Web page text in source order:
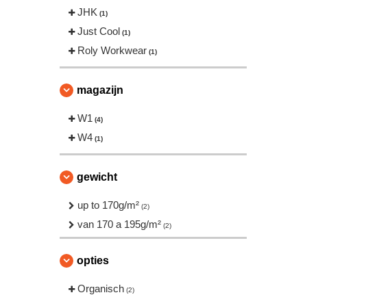
JHK (1)
Just Cool (1)
Roly Workwear (1)
magazijn
W1 (4)
W4 (1)
gewicht
up to 170g/m² (2)
van 170 a 195g/m² (2)
opties
Organisch (2)